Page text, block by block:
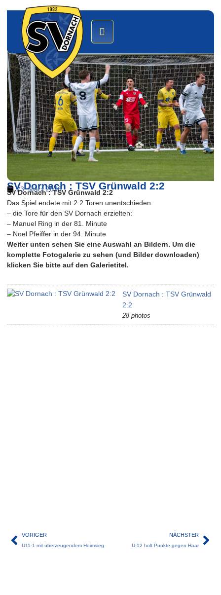
SV Dornach : TSV Grünwald 2:2
23. März 2026
SV Dornach : TSV Grünwald 2:2
Das Spiel endete mit 2:2 Toren unentschieden.
– die Tore für den SV Dornach erzielten:
– Manuel Ring in der 81. Minute
– Noel Pfeiffer in der 94. Minute
Weiter unten sehen Sie eine Auswahl an Bildern. Um die
komplette Fotogalerie zu sehen (und Bilder downloaden)
klicken Sie bitte auf den Galerietitel.
SV Dornach : TSV Grünwald
2:2
28 photos
VORIGER
U11-1 mit überzeugendem Heimsieg
NÄCHSTER
U-12 holt Punkte gegen Haar